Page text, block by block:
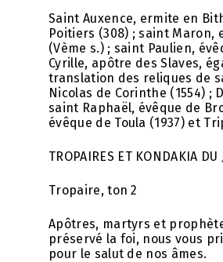
Saint Auxence, ermite en
Poitiers (308) ; saint Maron,
(Vème s.) ; saint Paulien,
Cyrille, apôtre des Slaves,
translation des reliques de
Nicolas de Corinthe (1554) ;
saint Raphaël, évêque de
évêque de Toula (1937) et
TROPAIRES ET KONDAKIA DU
Tropaire, ton 2
Apôtres, martyrs et
préservé la foi, nous vous
pour le salut de nos âmes.